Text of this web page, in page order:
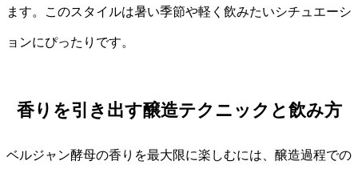
ます。このスタイルは暑い季節や軽く飲みたいシチュエーシ
ョンにぴったりです。
香りを引き出す醸造テクニックと飲み方
ベルジャン酵母の香りを最大限に楽しむには、醸造過程での